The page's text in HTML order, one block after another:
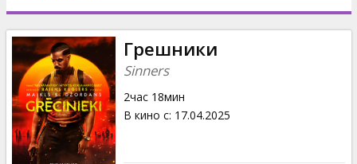
Новости
Подарки
Кинозакуски
B2B
Грешники
Sinners
2час 18мин
В кино с: 17.04.2025